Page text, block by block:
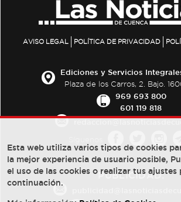
AVISO LEGAL POLÍTICA DE PRIVACIDAD
Ediciones y Servicios
Plaza de los Carros, 2. Bajo.
969 693 800
601 119 818
PUBLICIDAD:
Esta web utiliza varios tipos de cookies
la mejor experiencia de usuario posible,
el uso de las cookies o realizar tus ajustes
continuación.